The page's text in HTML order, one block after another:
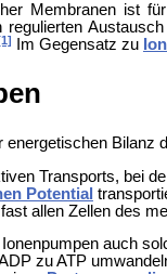
Membranen ist
Im Gegensatz zu
Bilanz
Transports, bei
Potential
allen Zellen des
auch
zu ATP